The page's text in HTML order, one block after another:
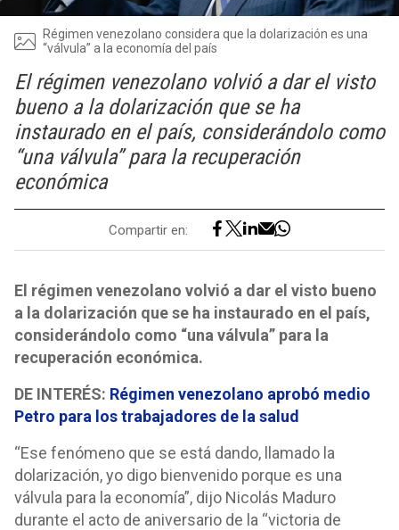
Régimen venezolano considera que la dolarización es una
“válvula” a la economía del país
El régimen venezolano volvió a dar el visto
bueno a la dolarización que se ha
instaurado en el país, considerándolo como
“una válvula” para la recuperación
económica
Compartir en:
El régimen venezolano volvió a dar el visto bueno
a la dolarización que se ha instaurado en el país,
considerándolo como “una válvula” para la
recuperación económica.
DE INTERÉS: Régimen venezolano aprobó medio
Petro para los trabajadores de la salud
“Ese fenómeno que se está dando, llamado la
dolarización, yo digo bienvenido porque es una
válvula para la economía”, dijo Nicolás Maduro
durante el acto de aniversario de la “victoria de